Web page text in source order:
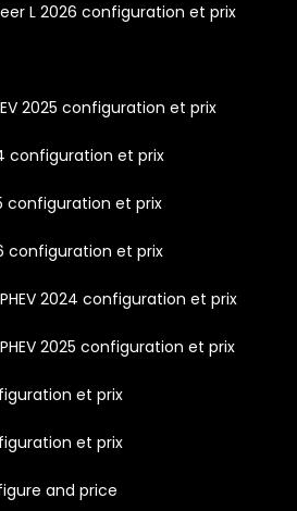
L 2026 configuration et prix
2025 configuration et prix
configuration et prix
configuration et prix
configuration et prix
2024 configuration et prix
2025 configuration et prix
et prix
et prix
and price